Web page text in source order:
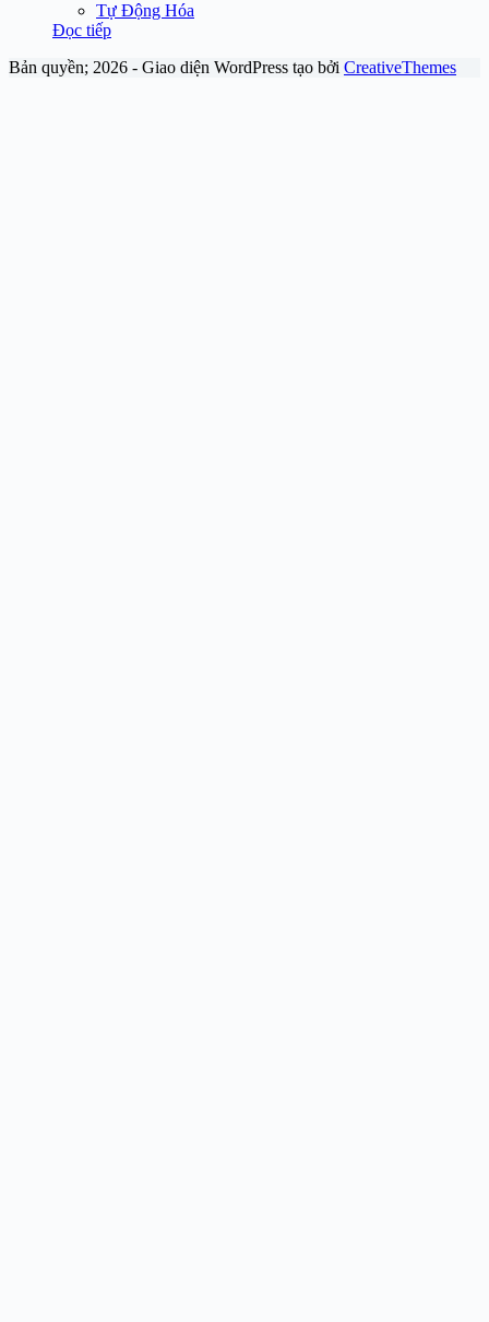
Tự Động Hóa
Đọc tiếp
Bản quyền; 2026 - Giao diện WordPress tạo bởi CreativeThemes